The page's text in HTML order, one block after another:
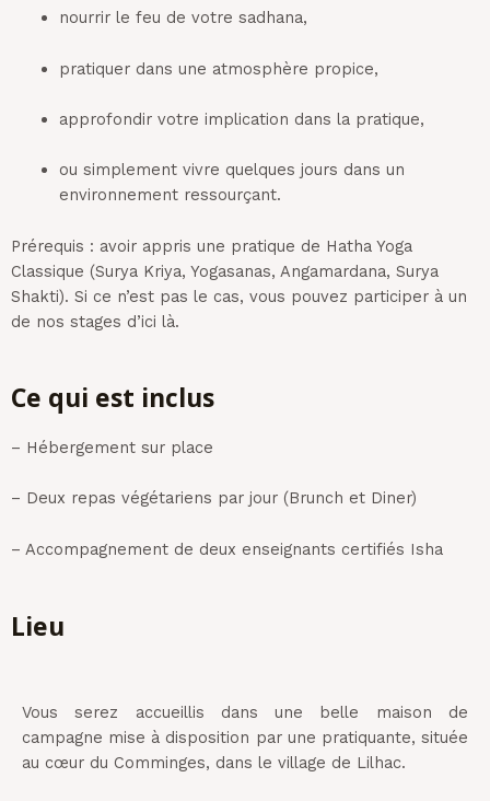
nourrir le feu de votre sadhana,
pratiquer dans une atmosphère propice,
approfondir votre implication dans la pratique,
ou simplement vivre quelques jours dans un
environnement ressourçant.
Prérequis : avoir appris une pratique de Hatha Yoga
Classique (Surya Kriya, Yogasanas, Angamardana, Surya
Shakti). Si ce n’est pas le cas, vous pouvez participer à un
de nos stages d’ici là.
Ce qui est inclus
– Hébergement sur place
– Deux repas végétariens par jour (Brunch et Diner)
– Accompagnement de deux enseignants certifiés Isha
Lieu
Vous serez accueillis dans une belle maison de
campagne mise à disposition par une pratiquante, située
au cœur du Comminges, dans le village de Lilhac.